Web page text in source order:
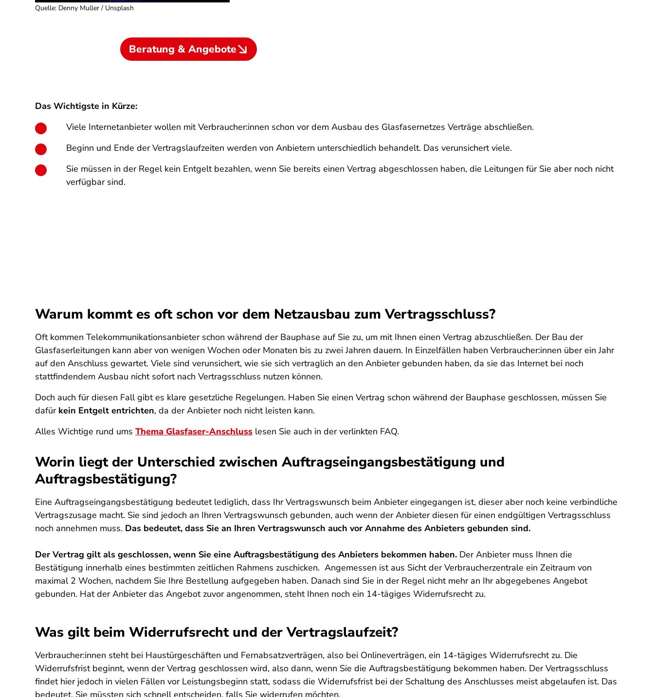
Quelle: Denny Muller / Unsplash
Beratung & Angebote
Das Wichtigste in Kürze:
Viele Internetanbieter wollen mit Verbraucher:innen schon vor dem Ausbau des Glasfasernetzes Verträge abschließen.
Beginn und Ende der Vertragslaufzeiten werden von Anbietern unterschiedlich behandelt. Das verunsichert viele.
Sie müssen in der Regel kein Entgelt bezahlen, wenn Sie bereits einen Vertrag abgeschlossen haben, die Leitungen für Sie aber noch nicht
verfügbar sind.
Warum kommt es oft schon vor dem Netzausbau zum Vertragsschluss?
Oft kommen Telekommunikationsanbieter schon während der Bauphase auf Sie zu, um mit Ihnen einen Vertrag abzuschließen. Der Bau der
Glasfaserleitungen kann aber von wenigen Wochen oder Monaten bis zu zwei Jahren dauern. In Einzelfällen haben Verbraucher:innen über ein Jahr
auf den Anschluss gewartet. Viele sind verunsichert, wie sie sich vertraglich an den Anbieter gebunden haben, da sie das Internet bei noch
stattfindendem Ausbau nicht sofort nach Vertragsschluss nutzen können.
Doch auch für diesen Fall gibt es klare gesetzliche Regelungen. Haben Sie einen Vertrag schon während der Bauphase geschlossen, müssen Sie
dafür kein Entgelt entrichten, da der Anbieter noch nicht leisten kann.
Alles Wichtige rund ums Thema Glasfaser-Anschluss lesen Sie auch in der verlinkten FAQ.
Worin liegt der Unterschied zwischen Auftragseingangsbestätigung und
Auftragsbestätigung?
Eine Auftragseingangsbestätigung bedeutet lediglich, dass Ihr Vertragswunsch beim Anbieter eingegangen ist, dieser aber noch keine verbindliche
Vertragszusage macht. Sie sind jedoch an Ihren Vertragswunsch gebunden, auch wenn der Anbieter diesen für einen endgültigen Vertragsschluss
noch annehmen muss. Das bedeutet, dass Sie an Ihren Vertragswunsch auch vor Annahme des Anbieters gebunden sind.
Der Vertrag gilt als geschlossen, wenn Sie eine Auftragsbestätigung des Anbieters bekommen haben. Der Anbieter muss Ihnen die
Bestätigung innerhalb eines bestimmten zeitlichen Rahmens zuschicken. Angemessen ist aus Sicht der Verbraucherzentrale ein Zeitraum von
maximal 2 Wochen, nachdem Sie Ihre Bestellung aufgegeben haben. Danach sind Sie in der Regel nicht mehr an Ihr abgegebenes Angebot
gebunden. Hat der Anbieter das Angebot zuvor angenommen, steht Ihnen noch ein 14-tägiges Widerrufsrecht zu.
Was gilt beim Widerrufsrecht und der Vertragslaufzeit?
Verbraucher:innen steht bei Haustürgeschäften und Fernabsatzverträgen, also bei Onlineverträgen, ein 14-tägiges Widerrufsrecht zu. Die
Widerrufsfrist beginnt, wenn der Vertrag geschlossen wird, also dann, wenn Sie die Auftragsbestätigung bekommen haben. Der Vertragsschluss
findet hier jedoch in vielen Fällen vor Leistungsbeginn statt, sodass die Widerrufsfrist bei der Schaltung des Anschlusses meist abgelaufen ist. Das
bedeutet, Sie müssten sich schnell entscheiden, falls Sie widerrufen möchten.